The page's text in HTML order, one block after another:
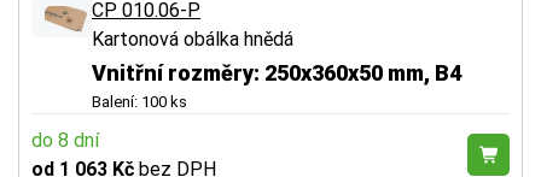
CP 010.06-P
Kartonová obálka hnědá
Vnitřní rozměry: 250x360x50 mm, B4
Balení: 100 ks
do 8 dní
od 1 063 Kč bez DPH